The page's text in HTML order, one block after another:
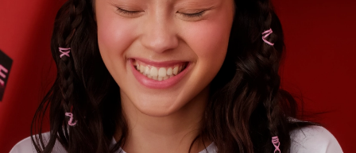
Cihazlarım
Siparişlerim
Adresim
Aboneliklerim
FAQ™ Pure Beauty-Tech Elixir
issa™ Teeth Whitening Set
English Deutsch
Español
Français
Italiano
Português
Polski
Svenska
Русский
Türkçe
简体中文 繁體中文